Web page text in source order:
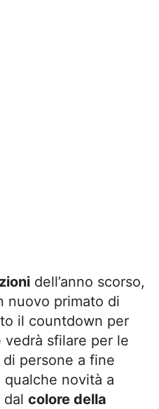
dell’anno scorso,
nuovo primato di
il countdown per
vedrà sfilare per le
di persone a fine
novità a
dal colore della